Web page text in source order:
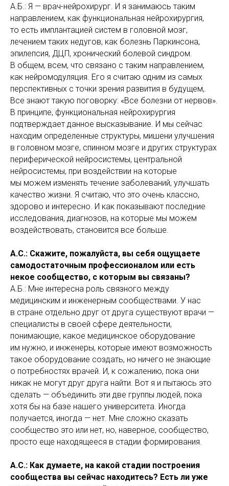
А.Б.: Я — врач-нейрохирург. И я занимаюсь таким
направлением, как функциональная нейрохирургия,
то есть имплантацией систем в головной мозг,
лечением таких недугов, как болезнь Паркинсона,
эпилепсия, ДЦП, хронический болевой синдром.
В общем, всем, что связано с таким направлением,
как нейромодуляция. Его я считаю одним из самых
перспективных с точки зрения развития в будущем,.
Все знают такую поговорку: «Все болезни от нервов».
В принципе, функциональная нейрохирургия
подтверждает данное высказывание. И мы сейчас
находим определенные структуры, мишени улучшения
в головном мозге, спинном мозге и других структурах
периферической нейросистемы, центральной
нейросистемы, при воздействии на которые
мы можем изменять течение заболеваний, улучшать
качество жизни. Я считаю, что это очень классно,
здорово и интересно. И как показывают последние
исследования, диагнозов, на которые мы можем
воздействовать, становится все больше.
А.С.: Скажите, пожалуйста, вы себя ощущаете
самодостаточным профессионалом или есть
некое сообщество, с которым вы связаны?
А.Б.: Мне интересна роль связного между
медицинским и инженерным сообществами. У нас
в стране отдельно друг от друга существуют врачи —
специалисты в своей сфере деятельности,
понимающие, какое медицинское оборудование
им нужно, и инженеры, которые имеют возможность
такое оборудование создать, но ничего не знающие
о потребностях врачей. И, к сожалению, пока они
никак не могут друг друга найти. Вот я и пытаюсь это
сделать — объединить эти две группы людей, пока
хотя бы на базе нашего университета. Иногда
получается, иногда — нет. Мне сложно сказать
сообщество это или нет, но, наверное, сообщество,
просто еще находящееся в стадии формирования.
А.С.: Как думаете, на какой стадии построения
сообщества вы сейчас находитесь? Есть ли уже